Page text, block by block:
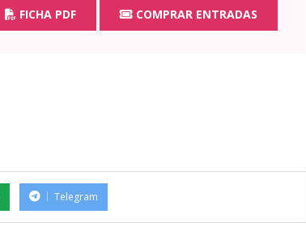
FICHA PDF COMPRAR ENTRADAS
Telegram